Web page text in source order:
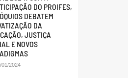
DO PROIFES,
DEBATEM
DA
JUSTIÇA
E NOVOS
01/2024